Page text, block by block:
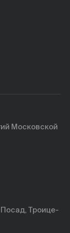
Московской
Посад, Троице-